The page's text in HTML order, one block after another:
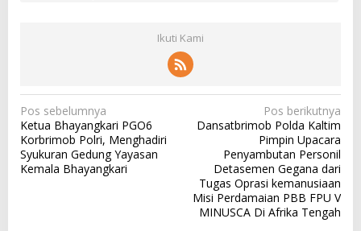
Ikuti Kami
N
a
v
i
Pos sebelumnya
Ketua Bhayangkari PGO6
Korbrimob Polri, Menghadiri
Syukuran Gedung Yayasan
Kemala Bhayangkari
Pos berikutnya
Dansatbrimob Polda Kaltim
Pimpin Upacara
Penyambutan Personil
Detasemen Gegana dari
Tugas Oprasi kemanusiaan
Misi Perdamaian PBB FPU V
MINUSCA Di Afrika Tengah